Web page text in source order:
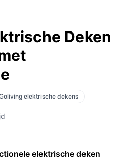
Deken
elektrische dekens
elektrische deken